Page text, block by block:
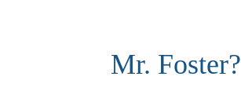
Mr. Foster?